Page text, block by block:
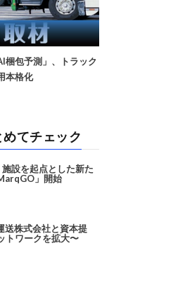
梱包予測」、トラック
本格化
めてチェック
設を起点とした新た
」開始
株式会社と資本提
トワークを拡大〜